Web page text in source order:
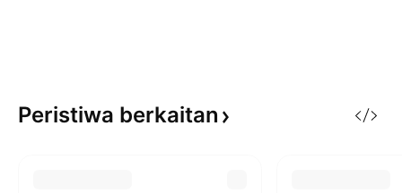
Peristiwa berkaitan